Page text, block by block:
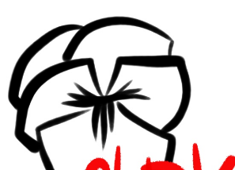
contenu